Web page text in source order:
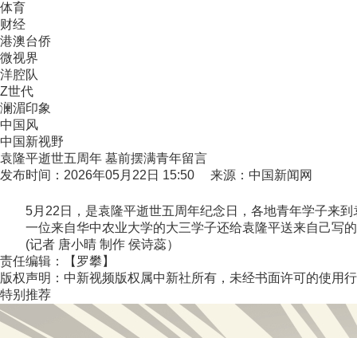
体育
财经
港澳台侨
微视界
洋腔队
Z世代
澜湄印象
中国风
中国新视野
袁隆平逝世五周年 墓前摆满青年留言
发布时间：2026年05月22日 15:50 来源：中国新闻网
5月22日，是袁隆平逝世五周年纪念日，各地青年学子来到
一位来自华中农业大学的大三学子还给袁隆平送来自己写
(记者 唐小晴 制作 侯诗蕊）
责任编辑：【罗攀】
版权声明：中新视频版权属中新社所有，未经书面许可的使用
特别推荐